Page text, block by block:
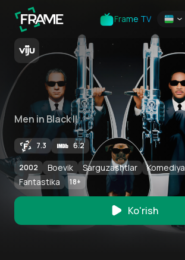
Frame TV
Men in Black II
7.3 6.2
2002 Boevik Sarguzashtlar Komediya
Fantastika
18+
Ko'rish